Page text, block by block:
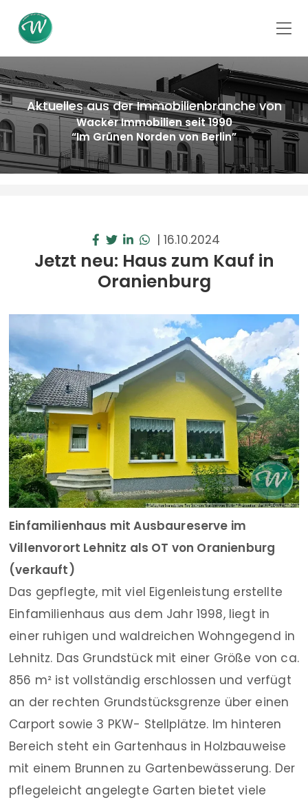
Aktuelles aus der Immobilienbranche von
Wacker Immobilien seit 1990
“Im Grünen Norden von Berlin”
| 16.10.2024
Jetzt neu: Haus zum Kauf in
Oranienburg
Einfamilienhaus mit Ausbaureserve im
Villenvorort Lehnitz als OT von Oranienburg
(verkauft)
Das gepflegte, mit viel Eigenleistung erstellte
Einfamilienhaus aus dem Jahr 1998, liegt in
einer ruhigen und waldreichen Wohngegend in
Lehnitz. Das Grundstück mit einer Größe von ca.
856 m² ist vollständig erschlossen und verfügt
an der rechten Grundstücksgrenze über einen
Carport sowie 3 PKW- Stellplätze. Im hinteren
Bereich steht ein Gartenhaus in Holzbauweise
mit einem Brunnen zu Gartenbewässerung. Der
pflegeleicht angelegte Garten bietet viele